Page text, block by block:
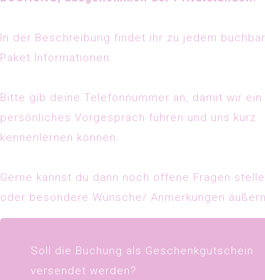
In der Beschreibung findet ihr zu jedem
Paket Informationen.
Bitte gib deine Telefonnummer an, damit wir ein
persönliches Vorgespräch führen und uns kurz
kennenlernen können.
Gerne kannst du dann noch offene Fragen
oder besondere Wünsche/ Anmerkungen
Soll die Buchung als Geschenkgutschein
versendet werden?